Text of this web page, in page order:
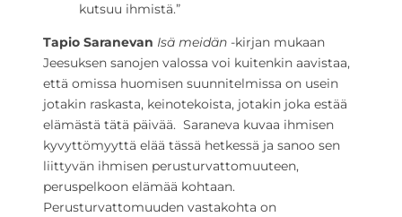
kutsuu ihmistä.”
Tapio Saranevan Isä meidän -kirjan mukaan
Jeesuksen sanojen valossa voi kuitenkin aavistaa,
että omissa huomisen suunnitelmissa on usein
jotakin raskasta, keinotekoista, jotakin joka estää
elämästä tätä päivää. Saraneva kuvaa ihmisen
kyvyttömyyttä elää tässä hetkessä ja sanoo sen
liittyvän ihmisen perusturvattomuuteen,
peruspelkoon elämää kohtaan.
Perusturvattomuuden vastakohta on